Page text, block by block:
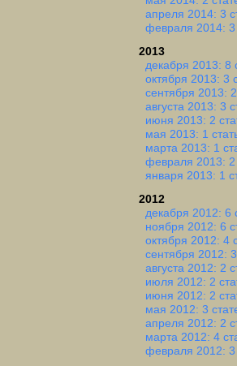
апреля 2014: 3
февраля 2014: 3
2013
декабря 2013: 8
октября 2013: 3
сентября 2013:
августа 2013: 3
июня 2013: 2
мая 2013: 1
марта 2013: 1
февраля 2013: 2
января 2013: 1
2012
декабря 2012: 6
ноября 2012: 6
октября 2012: 4
сентября 2012:
августа 2012: 2
июля 2012: 2
июня 2012: 2
мая 2012: 3
апреля 2012: 2
марта 2012: 4
февраля 2012: 3